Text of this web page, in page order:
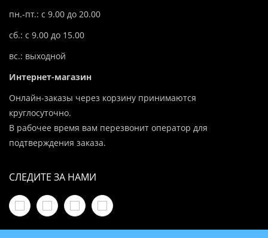
пн.-пт.: с 9.00 до 20.00
сб.: с 9.00 до 15.00
вс.: выходной
Интернет-магазин
Онлайн-заказы через корзину принимаются
круглосуточно.
В рабочее время вам перезвонит оператор для
подтверждения заказа.
СЛЕДИТЕ ЗА НАМИ